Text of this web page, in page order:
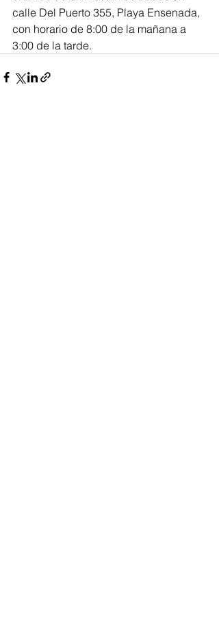
calle Del Puerto 355, Playa Ensenada,
con horario de 8:00 de la mañana a
3:00 de la tarde.